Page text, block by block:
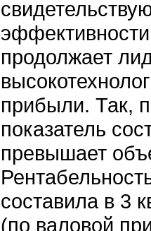
продолжает
прибыли. Так,
показатель
превышает
составила в 3
(по валовой